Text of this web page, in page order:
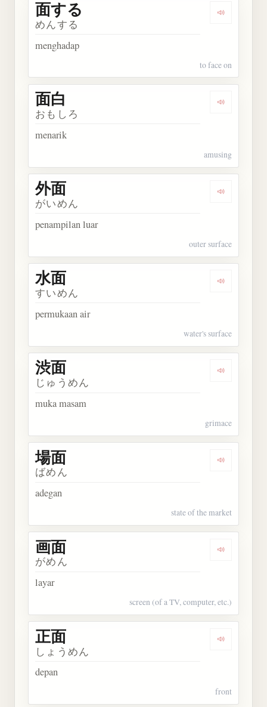
Dengarkan
面する
めんする
menghadap
to face on
Dengarkan
面白
おもしろ
menarik
amusing
Dengarkan
外面
がいめん
penampilan luar
outer surface
Dengarkan
水面
すいめん
permukaan air
water's surface
Dengarkan
渋面
じゅうめん
muka masam
grimace
Dengarkan
場面
ばめん
adegan
state of the market
Dengarkan
画面
がめん
layar
screen (of a TV, computer, etc.)
Dengarkan
正面
しょうめん
depan
front